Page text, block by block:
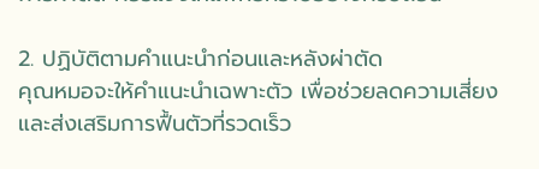
2. ปฏิบัติตามคำแนะนำก่อนและหลังผ่าตัด
คุณหมอจะให้คำแนะนำเฉพาะตัว เพื่อช่วยลดความเสี่ยง
และส่งเสริมการฟื้นตัวที่รวดเร็ว